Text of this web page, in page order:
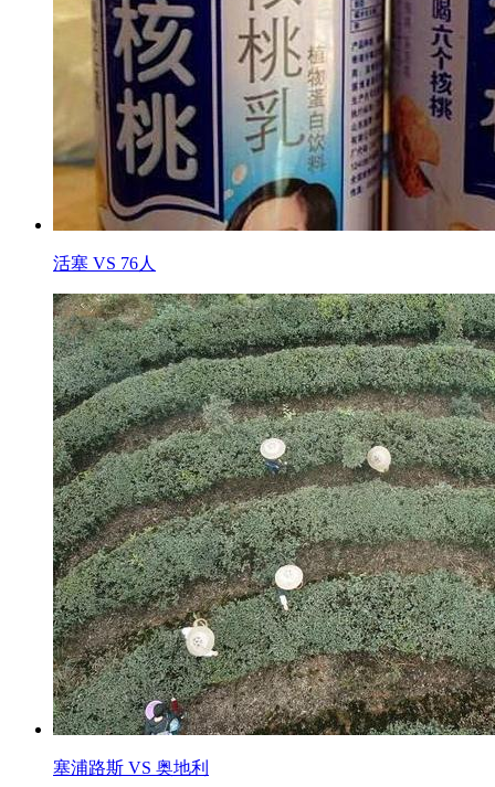
活塞 VS 76人
塞浦路斯 VS 奥地利